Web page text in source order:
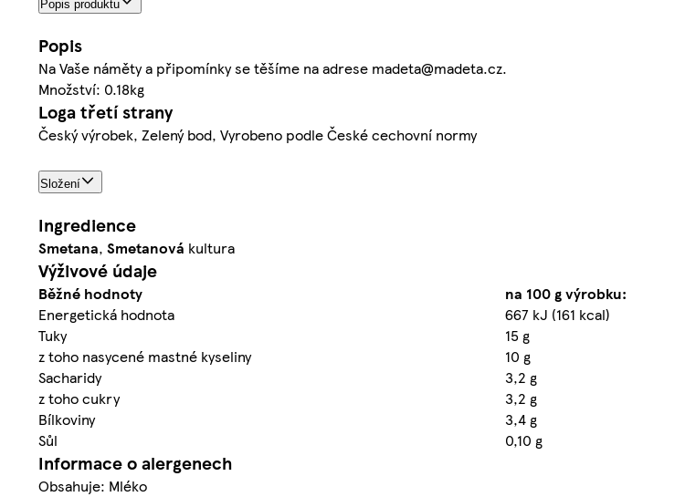
Popis produktu
Popis
Na Vaše náměty a připomínky se těšíme na adrese madeta@madeta.cz.
Množství: 0.18kg
Loga třetí strany
Český výrobek, Zelený bod, Vyrobeno podle České cechovní normy
Složení
Ingredience
Smetana, Smetanová kultura
Výživové údaje
Běžné hodnoty
na 100 g výrobku:
Energetická hodnota
667 kJ (161 kcal)
Tuky
15 g
z toho nasycené mastné kyseliny
10 g
Sacharidy
3,2 g
z toho cukry
3,2 g
Bílkoviny
3,4 g
Sůl
0,10 g
Informace o alergenech
Obsahuje: Mléko